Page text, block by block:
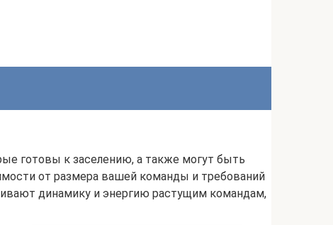
готовы к заселению, а также могут быть
от размера вашей команды и требований
динамику и энергию растущим командам,